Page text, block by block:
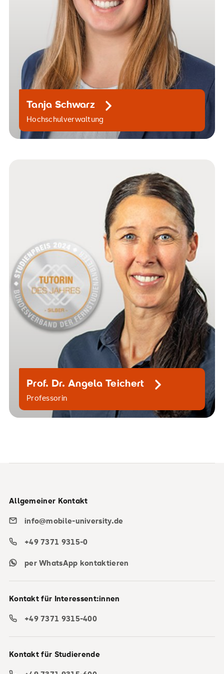
Tanja Schwarz
Hochschulverwaltung
Prof. Dr. Angela Teichert
Professorin
Allgemeiner Kontakt
info@mobile-university.de
+49 7371 9315-0
per WhatsApp kontaktieren
Kontakt für Interessent:innen
+49 7371 9315-400
Kontakt für Studierende